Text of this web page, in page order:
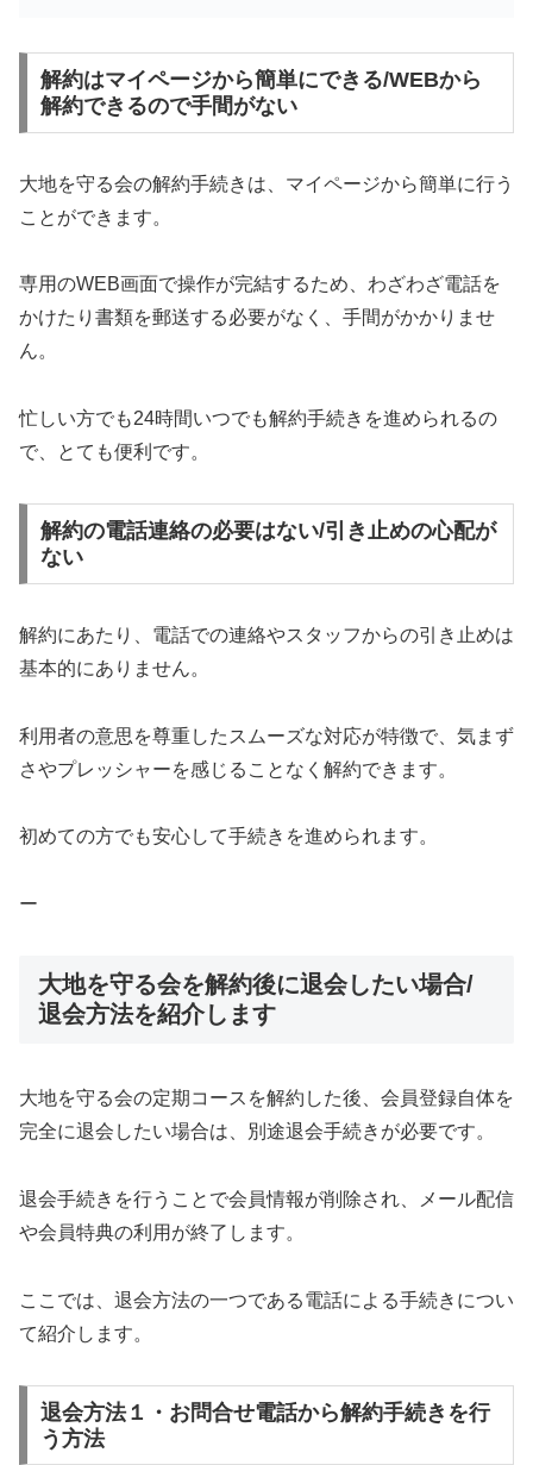
解約はマイページから簡単にできる/WEBから
解約できるので手間がない
大地を守る会の解約手続きは、マイページから簡単に行う
ことができます。
専用のWEB画面で操作が完結するため、わざわざ電話を
かけたり書類を郵送する必要がなく、手間がかかりませ
ん。
忙しい方でも24時間いつでも解約手続きを進められるの
で、とても便利です。
解約の電話連絡の必要はない/引き止めの心配が
ない
解約にあたり、電話での連絡やスタッフからの引き止めは
基本的にありません。
利用者の意思を尊重したスムーズな対応が特徴で、気まず
さやプレッシャーを感じることなく解約できます。
初めての方でも安心して手続きを進められます。
ー
大地を守る会を解約後に退会したい場合/
退会方法を紹介します
大地を守る会の定期コースを解約した後、会員登録自体を
完全に退会したい場合は、別途退会手続きが必要です。
退会手続きを行うことで会員情報が削除され、メール配信
や会員特典の利用が終了します。
ここでは、退会方法の一つである電話による手続きについ
て紹介します。
退会方法１・お問合せ電話から解約手続きを行
う方法